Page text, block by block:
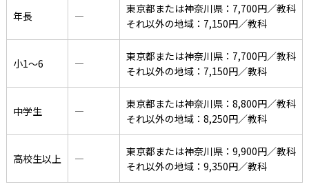
年長 ―
東京都または神奈川県：7,700円／教科
それ以外の地域：7,150円／教科
小1〜6 ―
東京都または神奈川県：7,700円／教科
それ以外の地域：7,150円／教科
中学生 ―
東京都または神奈川県：8,800円／教科
それ以外の地域：8,250円／教科
高校生以上 ―
東京都または神奈川県：9,900円／教科
それ以外の地域：9,350円／教科